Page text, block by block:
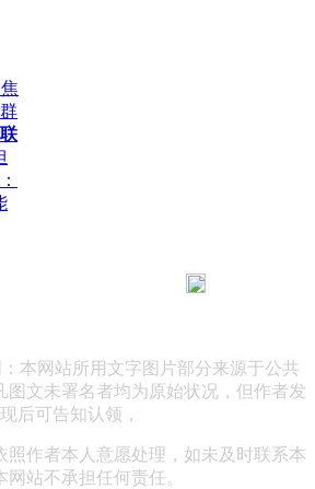
本网站所用文字图片部分来源于公共
图文未署名者均为原始状况，但作者发
现后可告知认领，
照作者本人意愿处理，如未及时联系本
网站不承担任何责任。